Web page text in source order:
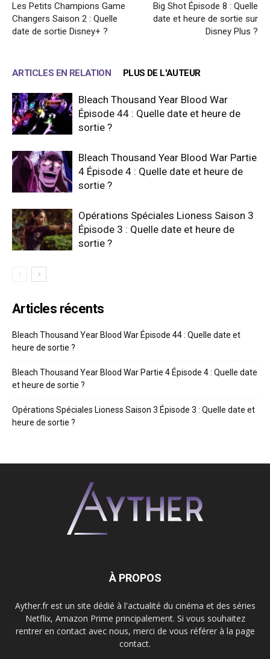
Les Petits Champions Game
Changers Saison 2 : Quelle
date de sortie Disney+ ?
Big Shot Épisode 8 : Quelle
date et heure de sortie sur
Disney Plus ?
ARTICLES EN RELATION PLUS DE L'AUTEUR
Bleach Thousand Year Blood War
Épisode 44 : Quelle date et heure de
sortie ?
Bleach Thousand Year Blood War Partie
4 Épisode 4 : Quelle date et heure de
sortie ?
Opérations Spéciales Lioness Saison 3
Épisode 3 : Quelle date et heure de
sortie ?
Articles récents
Bleach Thousand Year Blood War Épisode 44 : Quelle date et
heure de sortie ?
Bleach Thousand Year Blood War Partie 4 Épisode 4 : Quelle date
et heure de sortie ?
Opérations Spéciales Lioness Saison 3 Épisode 3 : Quelle date et
heure de sortie ?
À PROPOS
Ayther.fr est un site dédié à l'actualité du cinéma et des séries
Netflix, Amazon Prime principalement. Si vous souhaitez
rentrer en contact avec nous, merci de vous référer à la page
contact.